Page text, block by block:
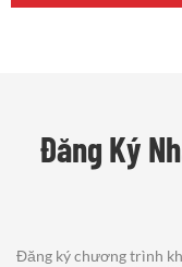
Đăng Ký
Đăng ký chương trình